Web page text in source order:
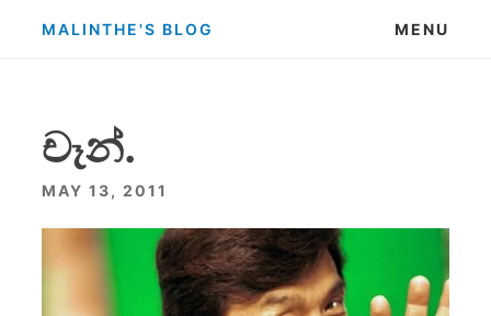
MALINTHE'S BLOG MENU
චෑන්.
MAY 13, 2011